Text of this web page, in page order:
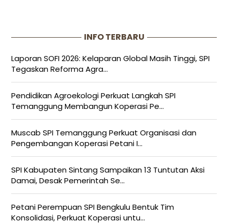
INFO TERBARU
Laporan SOFI 2026: Kelaparan Global Masih Tinggi, SPI
Tegaskan Reforma Agra...
Pendidikan Agroekologi Perkuat Langkah SPI
Temanggung Membangun Koperasi Pe...
Muscab SPI Temanggung Perkuat Organisasi dan
Pengembangan Koperasi Petani I...
SPI Kabupaten Sintang Sampaikan 13 Tuntutan Aksi
Damai, Desak Pemerintah Se...
Petani Perempuan SPI Bengkulu Bentuk Tim
Konsolidasi, Perkuat Koperasi untu...